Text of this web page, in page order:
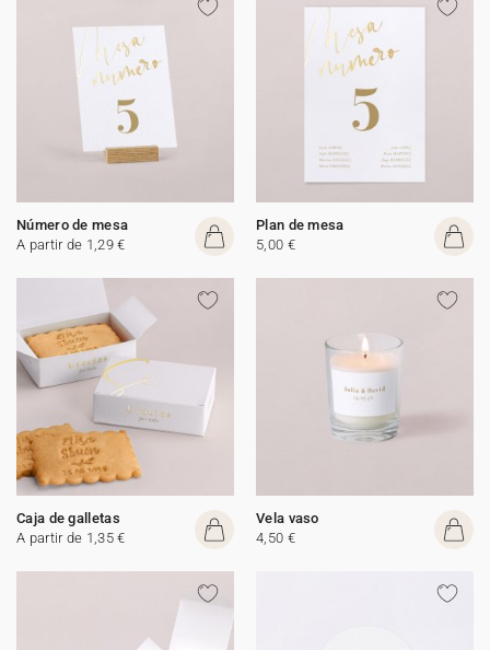
Número de mesa
A partir de 1,29 €
Plan de mesa
5,00 €
Caja de galletas
A partir de 1,35 €
Vela vaso
4,50 €